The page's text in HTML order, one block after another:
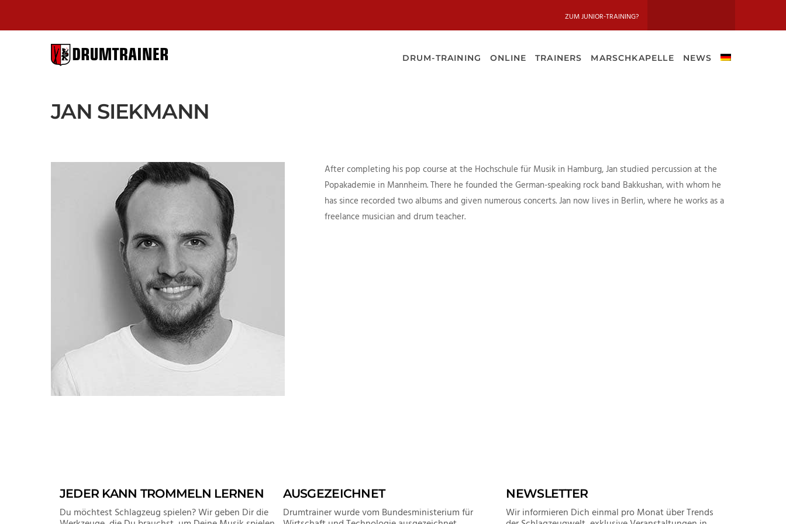
ZUM JUNIOR-TRAINING?
DRUMTRAINER
DRUM-TRAINING ONLINE TRAINERS MARSCHKAPELLE NEWS
JAN SIEKMANN
After completing his pop course at the Hochschule für Musik in Hamburg, Jan studied percussion at the
Popakademie in Mannheim. There he founded the German-speaking rock band Bakkushan, with whom he
has since recorded two albums and given numerous concerts. Jan now lives in Berlin, where he works as a
freelance musician and drum teacher.
JEDER KANN TROMMELN LERNEN
Du möchtest Schlagzeug spielen? Wir geben Dir die
AUSGEZEICHNET
Drumtrainer wurde vom Bundesministerium für
NEWSLETTER
Wir informieren Dich einmal pro Monat über Trends